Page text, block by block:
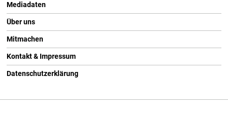
Mediadaten
Über uns
Mitmachen
Kontakt & Impressum
Datenschutzerklärung